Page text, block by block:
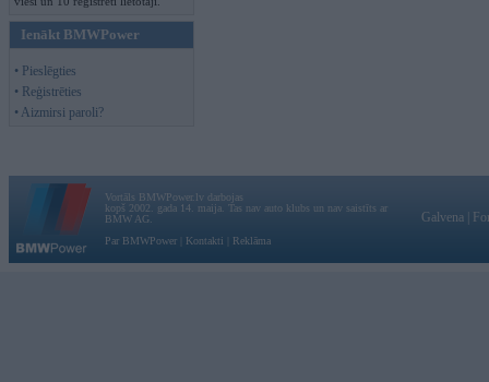
Ienākt BMWPower
• Pieslēgties
• Reģistrēties
• Aizmirsi paroli?
Vortāls BMWPower.lv darbojas
kopš 2002. gada 14. maija. Tas nav auto klubs un nav saistīts ar
BMW AG.
Par BMWPower
Kontakti Reklāma
Galvena